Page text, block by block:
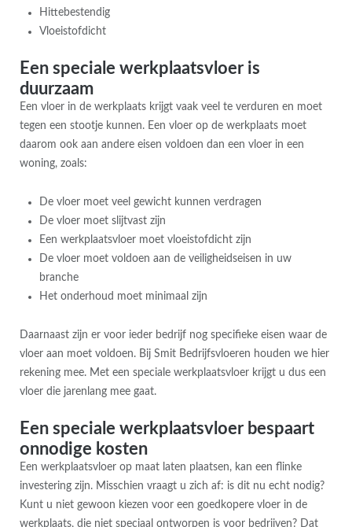
Hittebestendig
Vloeistofdicht
Een speciale werkplaatsvloer is
duurzaam
Een vloer in de werkplaats krijgt vaak veel te verduren en moet
tegen een stootje kunnen. Een vloer op de werkplaats moet
daarom ook aan andere eisen voldoen dan een vloer in een
woning, zoals:
De vloer moet veel gewicht kunnen verdragen
De vloer moet slijtvast zijn
Een werkplaatsvloer moet vloeistofdicht zijn
De vloer moet voldoen aan de veiligheidseisen in uw
branche
Het onderhoud moet minimaal zijn
Daarnaast zijn er voor ieder bedrijf nog specifieke eisen waar de
vloer aan moet voldoen. Bij Smit Bedrijfsvloeren houden we hier
rekening mee. Met een speciale werkplaatsvloer krijgt u dus een
vloer die jarenlang mee gaat.
Een speciale werkplaatsvloer bespaart
onnodige kosten
Een werkplaatsvloer op maat laten plaatsen, kan een flinke
investering zijn. Misschien vraagt u zich af: is dit nu echt nodig?
Kunt u niet gewoon kiezen voor een goedkopere vloer in de
werkplaats, die niet speciaal ontworpen is voor bedrijven? Dat